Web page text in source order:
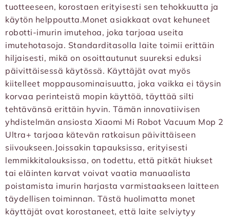
tuotteeseen, korostaen erityisesti sen tehokkuutta ja
käytön helppoutta.Monet asiakkaat ovat kehuneet
robotti-imurin imutehoa, joka tarjoaa useita
imutehotasoja. Standarditasolla laite toimii erittäin
hiljaisesti, mikä on osoittautunut suureksi eduksi
päivittäisessä käytössä. Käyttäjät ovat myös
kiitelleet moppausominaisuutta, joka vaikka ei täysin
korvaa perinteistä mopin käyttöä, täyttää silti
tehtävänsä erittäin hyvin. Tämän innovatiivisen
yhdistelmän ansiosta Xiaomi Mi Robot Vacuum Mop 2
Ultra+ tarjoaa kätevän ratkaisun päivittäiseen
siivoukseen.Joissakin tapauksissa, erityisesti
lemmikkitalouksissa, on todettu, että pitkät hiukset
tai eläinten karvat voivat vaatia manuaalista
poistamista imurin harjasta varmistaakseen laitteen
täydellisen toiminnan. Tästä huolimatta monet
käyttäjät ovat korostaneet, että laite selviytyy